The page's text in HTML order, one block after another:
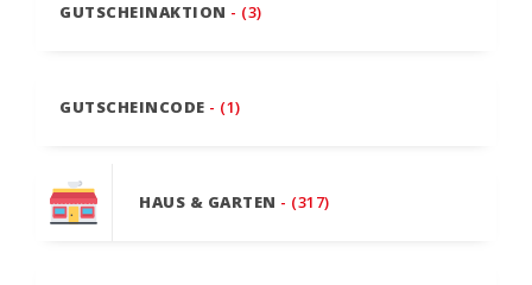
GUTSCHEINAKTION - (3)
GUTSCHEINCODE - (1)
HAUS & GARTEN - (317)